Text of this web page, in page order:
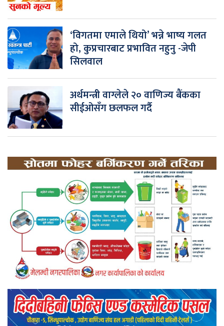
‘विगतमा एमाले थियो’ भन्ने भाष्य गलत
हो, कुप्रचारबाट प्रभावित नहुनु -जेपी
सिलवाल
अर्थमन्त्री वाग्लेले २० वाणिज्य बैंकका
सीईओसँग छलफल गर्दै